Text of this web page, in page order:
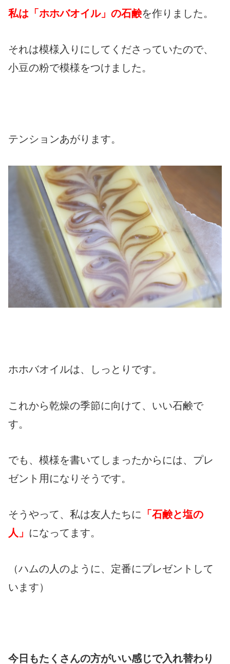
私は「ホホバオイル」の石鹸を作りました。
それは模様入りにしてくださっていたので、
小豆の粉で模様をつけました。
テンションあがります。
ホホバオイルは、しっとりです。
これから乾燥の季節に向けて、いい石鹸で
す。
でも、模様を書いてしまったからには、プレ
ゼント用になりそうです。
そうやって、私は友人たちに 「石鹸と塩の
人」 になってます。
（ハムの人のように、定番にプレゼントして
います）
今日もたくさんの方がいい感じで入れ替わり